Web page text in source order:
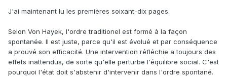
J'ai maintenant lu les premières soixant-dix pages.
Selon Von Hayek, l'ordre traditionel est formé à la façon
spontanée. Il est juste, parce qu'il est évolué et par conséquence
a prouvé son efficacité. Une intervention réfléchie a toujours des
effets inattendus, de sorte qu'elle perturbe l'équilibre social. C'est
pourquoi l'état doit s'abstenir d'intervenir dans l'ordre spontané.